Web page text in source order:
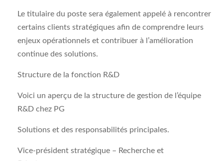
Le titulaire du poste sera également appelé à rencontrer
certains clients stratégiques afin de comprendre leurs
enjeux opérationnels et contribuer à l’amélioration
continue des solutions.
Structure de la fonction R&D
Voici un aperçu de la structure de gestion de l’équipe
R&D chez PG
Solutions et des responsabilités principales.
Vice-président stratégique – Recherche et